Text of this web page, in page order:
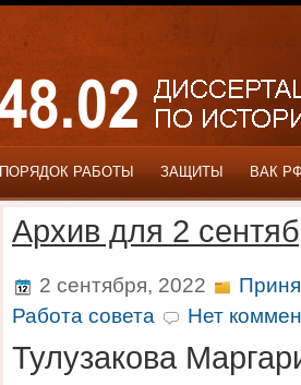
ПОРЯДОК РАБОТЫ ЗАЩИТЫ ВАК
Архив для 2
2 сентября, 2022
Работа совета
Нет
Тулузакова